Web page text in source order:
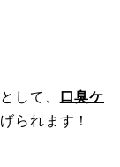
して、
口臭ケ
られます！